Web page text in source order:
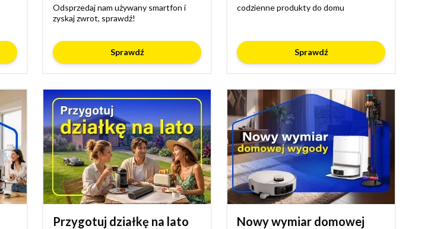
Odsprzedaj nam używany smartfon i
zyskaj zwrot, sprawdź!
Sprawdź
codzienne produkty do domu
Sprawdź
Przygotuj działkę na lato
Nowy wymiar domowej